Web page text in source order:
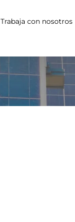
Trabaja con nosotros